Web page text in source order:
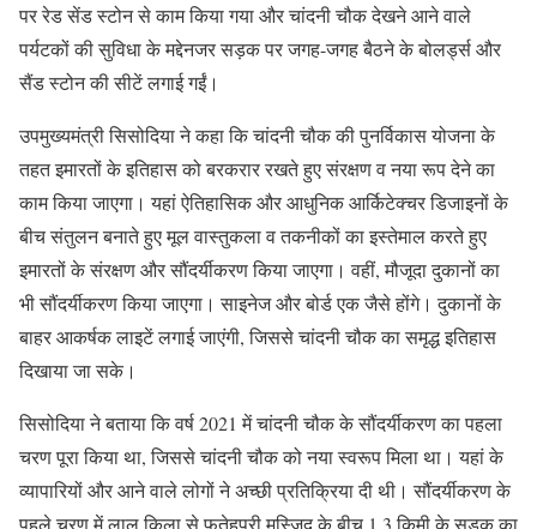
पर रेड सेंड स्टोन से काम किया गया और चांदनी चौक देखने आने वाले
पर्यटकों की सुविधा के मद्देनजर सड़क पर जगह-जगह बैठने के बोलर्ड्स और
सैंड स्टोन की सीटें लगाई गईं।
उपमुख्यमंत्री सिसोदिया ने कहा कि चांदनी चौक की पुनर्विकास योजना के
तहत इमारतों के इतिहास को बरकरार रखते हुए संरक्षण व नया रूप देने का
काम किया जाएगा। यहां ऐतिहासिक और आधुनिक आर्किटेक्चर डिजाइनों के
बीच संतुलन बनाते हुए मूल वास्तुकला व तकनीकों का इस्तेमाल करते हुए
इमारतों के संरक्षण और सौंदर्यीकरण किया जाएगा। वहीं, मौजूदा दुकानों का
भी सौंदर्यीकरण किया जाएगा। साइनेज और बोर्ड एक जैसे होंगे। दुकानों के
बाहर आकर्षक लाइटें लगाई जाएंगी, जिससे चांदनी चौक का समृद्ध इतिहास
दिखाया जा सके।
सिसोदिया ने बताया कि वर्ष 2021 में चांदनी चौक के सौंदर्यीकरण का पहला
चरण पूरा किया था, जिससे चांदनी चौक को नया स्वरूप मिला था। यहां के
व्यापारियों और आने वाले लोगों ने अच्छी प्रतिक्रिया दी थी। सौंदर्यीकरण के
पहले चरण में लाल किला से फतेहपुरी मस्जिद के बीच 1.3 किमी के सड़क का